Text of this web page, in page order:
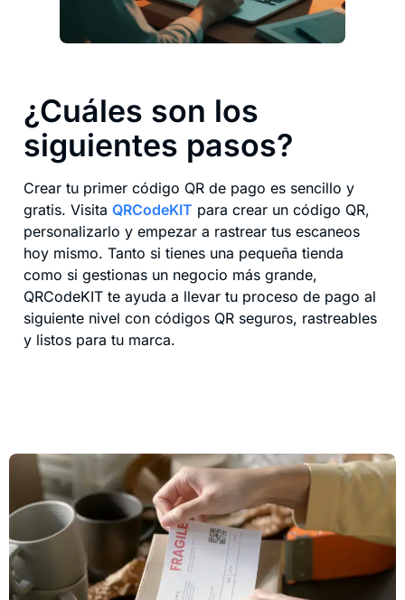
¿Cuáles son los
siguientes pasos?
Crear tu primer código QR de pago es sencillo y
gratis. Visita QRCodeKIT para crear un código QR,
personalizarlo y empezar a rastrear tus escaneos
hoy mismo. Tanto si tienes una pequeña tienda
como si gestionas un negocio más grande,
QRCodeKIT te ayuda a llevar tu proceso de pago al
siguiente nivel con códigos QR seguros, rastreables
y listos para tu marca.